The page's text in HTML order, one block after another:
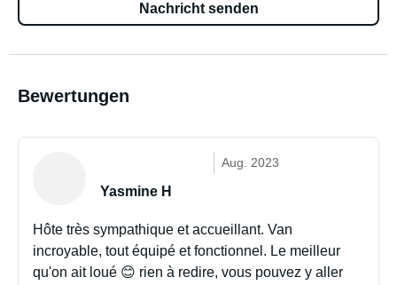
Nachricht senden
Bewertungen
Aug. 2023
Yasmine H
Hôte très sympathique et accueillant. Van
incroyable, tout équipé et fonctionnel. Le meilleur
qu'on ait loué 😊 rien à redire, vous pouvez y aller